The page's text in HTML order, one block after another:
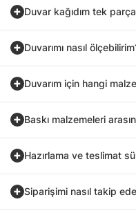
Duvar kağıdım tek
Duvarımı nasıl
Duvarım için hangi
Baskı malzemeleri
Hazırlama ve teslimat
Siparişimi nasıl takip